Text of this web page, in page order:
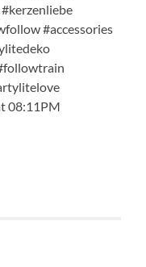
#accessories
08:11PM